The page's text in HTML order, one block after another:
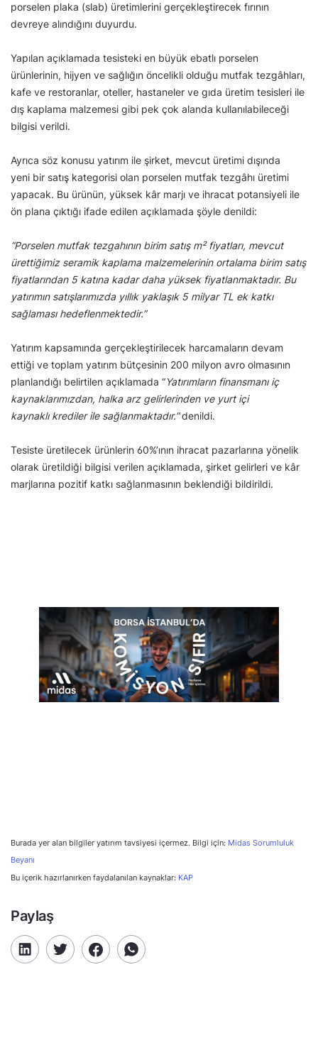
porselen plaka (slab) üretimlerini gerçekleştirecek fırının
devreye alındığını duyurdu.
Yapılan açıklamada tesisteki en büyük ebatlı porselen
ürünlerinin, hijyen ve sağlığın öncelikli olduğu mutfak tezgâhları,
kafe ve restoranlar, oteller, hastaneler ve gıda üretim tesisleri ile
dış kaplama malzemesi gibi pek çok alanda kullanılabileceği
bilgisi verildi.
Ayrıca söz konusu yatırım ile şirket, mevcut üretimi dışında
yeni bir satış kategorisi olan porselen mutfak tezgâhı üretimi
yapacak. Bu ürünün, yüksek kâr marjı ve ihracat potansiyeli ile
ön plana çıktığı ifade edilen açıklamada şöyle denildi:
“Porselen mutfak tezgahının birim satış m² fiyatları, mevcut
ürettiğimiz seramik kaplama malzemelerinin ortalama birim satış
fiyatlarından 5 katına kadar daha yüksek fiyatlanmaktadır. Bu
yatırımın satışlarımızda yıllık yaklaşık 5 milyar TL ek katkı
sağlaması hedeflenmektedir.”
Yatırım kapsamında gerçekleştirilecek harcamaların devam
ettiği ve toplam yatırım bütçesinin 200 milyon avro olmasının
planlandığı belirtilen açıklamada “Yatırımların finansmanı iç
kaynaklarımızdan, halka arz gelirlerinden ve yurt içi
kaynaklı krediler ile sağlanmaktadır.”denildi.
Tesiste üretilecek ürünlerin 60%’ının ihracat pazarlarına yönelik
olarak üretildiği bilgisi verilen açıklamada, şirket gelirleri ve kâr
marjlarına pozitif katkı sağlanmasının beklendiği bildirildi.
Burada yer alan bilgiler yatırım tavsiyesi içermez. Bilgi için: Midas Sorumluluk
Beyanı
Bu içerik hazırlanırken faydalanılan kaynaklar: KAP
Paylaş